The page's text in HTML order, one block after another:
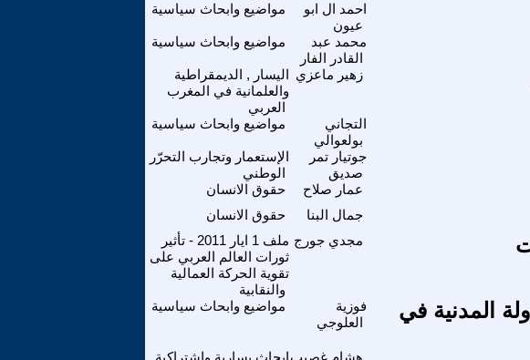
مواضيع وابحاث سياسية
احمد ال ابو
عيون
مواضيع وابحاث سياسية
محمد عبد
القادر الفار
اليسار , الديمقراطية
والعلمانية في المغرب
العربي
زهير ماعزي
مواضيع وابحاث سياسية
التجاني
بولعوالي
الإستعمار وتجارب التحرّر
الوطني
جوتيار تمر
صديق
حقوق الانسان عمار صلاح
حقوق الانسان
جمال البنا
ملف 1 ايار 2011 - تأثير
ثورات العالم العربي على
تقوية الحركة العمالية
والنقابية
مجدي جورج
مواضيع وابحاث سياسية
فوزية
العلوجي
المدنية في
ابحاث يسارية واشتراكيةهشام غصيب